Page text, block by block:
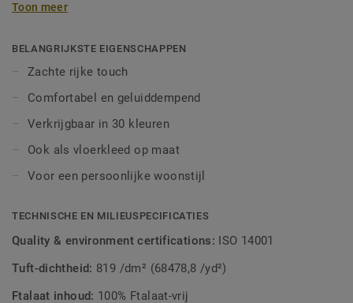
extra zacht aan. Laat je creativiteit de vrije loop en maak
Toon meer
BELANGRIJKSTE EIGENSCHAPPEN
Zachte rijke touch
Comfortabel en geluiddempend
Verkrijgbaar in 30 kleuren
Ook als vloerkleed op maat
Voor een persoonlijke woonstijl
TECHNISCHE EN MILIEUSPECIFICATIES
Quality & environment certifications: ISO 14001
Tuft-dichtheid: 819 /dm² (68478,8 /yd²)
Ftalaat inhoud: 100% Ftalaat-vrij